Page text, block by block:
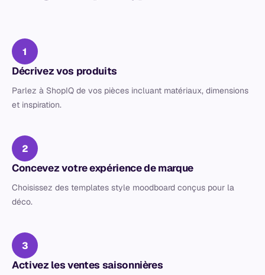
1
Décrivez vos produits
Parlez à ShopIQ de vos pièces incluant matériaux, dimensions
et inspiration.
2
Concevez votre expérience de marque
Choisissez des templates style moodboard conçus pour la
déco.
3
Activez les ventes saisonnières